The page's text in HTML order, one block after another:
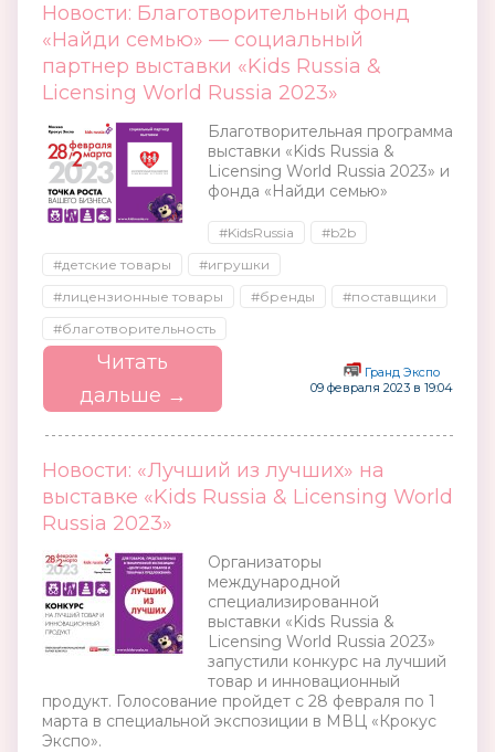
Новости: Благотворительный фонд
«Найди семью» — социальный
партнер выставки «Kids Russia &
Licensing World Russia 2023»
Благотворительная программа
выставки «Kids Russia &
Licensing World Russia 2023» и
фонда «Найди семью»
#KidsRussia
#b2b
#детские товары
#игрушки
#лицензионные товары
#бренды
#поставщики
#благотворительность
Читать
дальше →
Гранд Экспо
09 февраля 2023 в 19:04
Новости: «Лучший из лучших» на
выставке «Kids Russia & Licensing World
Russia 2023»
Организаторы
международной
специализированной
выставки «Kids Russia &
Licensing World Russia 2023»
запустили конкурс на лучший
товар и инновационный
продукт. Голосование пройдет с 28 февраля по 1
марта в специальной экспозиции в МВЦ «Крокус
Экспо».